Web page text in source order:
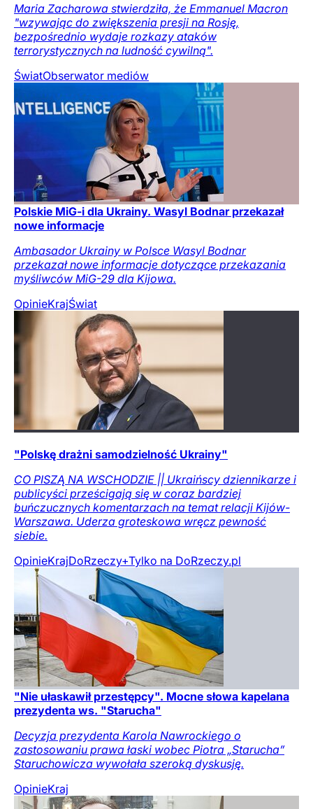
Maria Zacharowa stwierdziła, że Emmanuel Macron
"wzywając do zwiększenia presji na Rosję,
bezpośrednio wydaje rozkazy ataków
terrorystycznych na ludność cywilną".
ŚwiatObserwator mediów
Polskie MiG-i dla Ukrainy. Wasyl Bodnar przekazał
nowe informacje
Ambasador Ukrainy w Polsce Wasyl Bodnar
przekazał nowe informacje dotyczące przekazania
myśliwców MiG-29 dla Kijowa.
OpinieKrajŚwiat
"Polskę drażni samodzielność Ukrainy"
CO PISZĄ NA WSCHODZIE || Ukraińscy dziennikarze i
publicyści prześcigają się w coraz bardziej
buńczucznych komentarzach na temat relacji Kijów-
Warszawa. Uderza groteskowa wręcz pewność
siebie.
OpinieKrajDoRzeczy+Tylko na DoRzeczy.pl
"Nie ułaskawił przestępcy". Mocne słowa kapelana
prezydenta ws. "Starucha"
Decyzja prezydenta Karola Nawrockiego o
zastosowaniu prawa łaski wobec Piotra „Starucha”
Staruchowicza wywołała szeroką dyskusję.
OpinieKraj